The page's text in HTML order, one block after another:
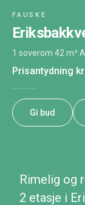
FAUSKE
1 soverom·42 m²·
Prisantydning
Gi bud
Rimelig og
2 etasje i